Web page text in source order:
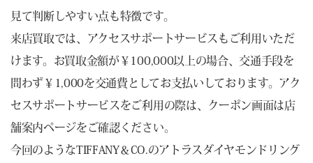
見て判断しやすい点も特徴です。
来店買取では、アクセスサポートサービスもご利用いただ
けます。お買取金額が￥100,000以上の場合、交通手段を
問わず￥1,000を交通費としてお支払いしております。アク
セスサポートサービスをご利用の際は、クーポン画面は店
舗案内ページをご確認ください。
今回のようなTIFFANY＆CO.のアトラスダイヤモンドリング